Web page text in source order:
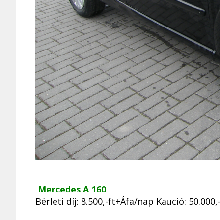
Mercedes A 160
Bérleti díj: 8.500,-ft+Áfa/nap Kaució: